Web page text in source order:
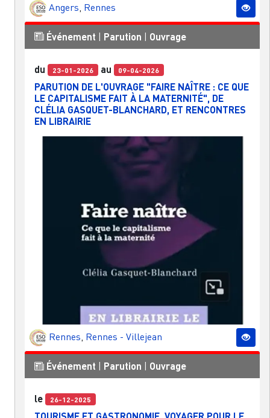
Angers Rennes
Événement | Parution | Ouvrage
du 23-01-2026 au 09-04-2026
PARUTION DE L'OUVRAGE "FAIRE NAÎTRE : CE QUE
LE CAPITALISME FAIT À LA MATERNITÉ", DE
CLÉLIA GASQUET-BLANCHARD, ET RENCONTRES
EN LIBRAIRIE
Rennes, Rennes - Villejean
Événement Parution Ouvrage
le 26-12-2025